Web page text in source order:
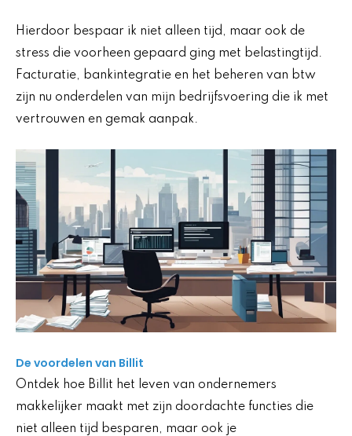
Hierdoor bespaar ik niet alleen tijd, maar ook de
stress die voorheen gepaard ging met belastingtijd.
Facturatie, bankintegratie en het beheren van btw
zijn nu onderdelen van mijn bedrijfsvoering die ik met
vertrouwen en gemak aanpak.
De voordelen van Billit
Ontdek hoe Billit het leven van ondernemers
makkelijker maakt met zijn doordachte functies die
niet alleen tijd besparen, maar ook je